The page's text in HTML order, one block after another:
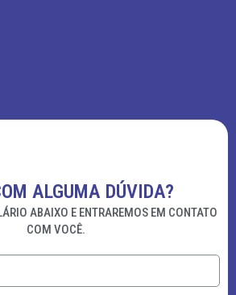
ALGUMA DÚVIDA?
ABAIXO E ENTRAREMOS EM CONTATO
COM VOCÊ.